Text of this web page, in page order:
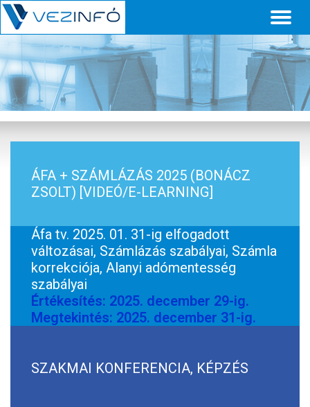
ÁFA + SZÁMLÁZÁS 2025 (BONÁCZ
ZSOLT) [VIDEÓ/E-LEARNING]
Áfa tv. 2025. 01. 31-ig elfogadott
változásai, Számlázás szabályai, Számla
korrekciója, Alanyi adómentesség
szabályai
Értékesítés: 2025. december 29-ig.
Megtekintés: 2025. december 31-ig.
SZAKMAI KONFERENCIA, KÉPZÉS